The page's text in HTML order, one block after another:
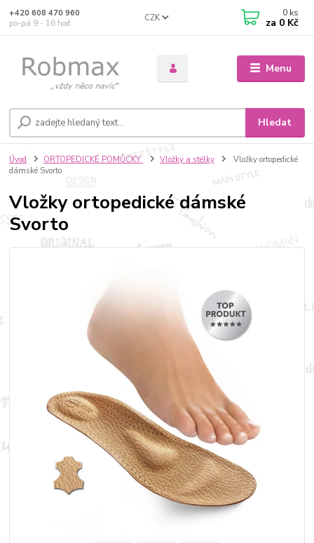
Menu
CZK
Hledat
+420 608 470 960
po-pá 9 - 16 hod.
0 ks
za 0 Kč
Úvod ORTOPEDICKÉ POMŮCKY Vložky a stélky
Vložky ortopedické
dámské Svorto
Vložky ortopedické dámské
Svorto